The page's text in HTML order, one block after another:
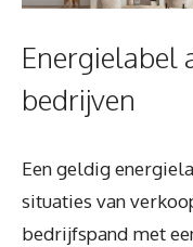
Energielabel
bedrijven
Een geldig
situaties van
bedrijfspand met